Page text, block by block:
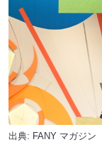
出典: FANY マガジン